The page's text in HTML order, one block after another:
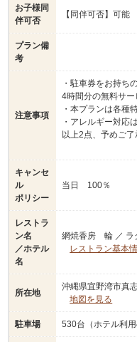
お子様同
伴可否
【同伴可否】可能
プラン備
考
注意事項
・駐車券をお持ち
4時間分の無料サ
・本プランは各種
・アレルギー対応
以上2点、予めご
キャンセ
ル
ポリシー
当日 100％
レストラ
ン名
／ホテル
名
網焼香房 輪 ／ ラ
レストラン基本
所在地
沖縄県宜野湾市真
地図を見る
駐車場 530台（ホテル利用